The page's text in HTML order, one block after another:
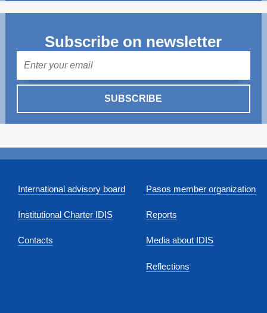
Subscribe on newsletter
SUBSCRIBE
International advisory board
Institutional Charter IDIS
Contacts
Pasos member organization
Reports
Media about IDIS
Reflections